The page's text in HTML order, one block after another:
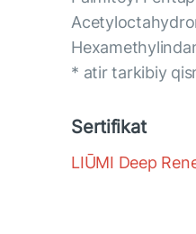
* atir tarkibiy
Sertifikat
LIŪMI Deep